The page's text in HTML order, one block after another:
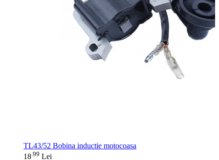
TL43/52 Bobina inductie motocoasa
18 99 Lei